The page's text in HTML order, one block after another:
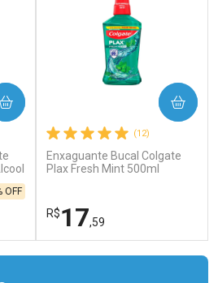
OFF
(12)
Enxaguante Bucal Colgate
Plax Fresh Mint 500ml
R$17,59
COMPRAR